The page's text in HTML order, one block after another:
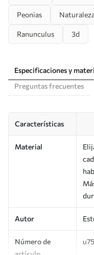
Peonias
Ranunculus 3d
Especificaciones y
Preguntas frecuentes
Características
Material
Autor
Número de